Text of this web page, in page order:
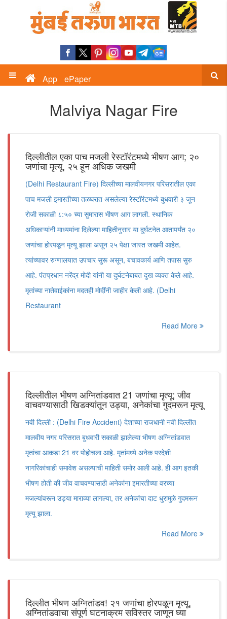
App ePaper
Malviya Nagar Fire
दिल्लीतील एका पाच मजली रेस्टॉरंटमध्ये भीषण आग; २०
जणांचा मृत्यू, २५ हून अधिक जखमी
(Delhi Restaurant Fire) दिल्लीच्या मालवीयनगर परिसरातील एका
पाच मजली इमारतीच्या तळघरात असलेल्या रेस्टॉरंटमध्ये बुधवारी ३ जून
रोजी सकाळी ८:५० च्या सुमारास भीषण आग लागली. स्थानिक
अधिकाऱ्यांनी माध्यमांना दिलेल्या माहितीनुसार या दुर्घटनेत आतापर्यंत २०
जणांचा होरपळून मृत्यू झाला असून २५ पेक्षा जास्त जखमी आहेत.
त्यांच्यावर रुग्णालयात उपचार सुरू असून, बचावकार्य आणि तपास सुरु
आहे. पंतप्रधान नरेंद्र मोदी यांनी या दुर्घटनेबाबत दुख व्यक्त केले आहे.
मृतांच्या नातेवाईकांना मदतही मोदींनी जाहीर केली आहे. (Delhi
Restaurant
Read More
दिल्लीतील भीषण अग्नितांडवात 21 जणांचा मृत्यू; जीव
वाचवण्यासाठी खिडक्यांतून उड्या, अनेकांचा गुदमरून मृत्यू
नवी दिल्ली : (Delhi Fire Accident) देशाच्या राजधानी नवी दिल्लीत
मालवीय नगर परिसरात बुधवारी सकाळी झालेल्या भीषण अग्नितांडवात
मृतांचा आकडा 21 वर पोहोचला आहे. मृतांमध्ये अनेक परदेशी
नागरिकांचाही समावेश असल्याची माहिती समोर आली आहे. ही आग इतकी
भीषण होती की जीव वाचवण्यासाठी अनेकांना इमारतीच्या वरच्या
मजल्यांवरून उड्या माराव्या लागल्या, तर अनेकांचा दाट धुरामुळे गुदमरून
मृत्यू झाला.
Read More
दिल्लीत भीषण अग्नितांडव! २१ जणांचा होरपळून मृत्यू,
अग्नितांडवाचा संपूर्ण घटनाक्रम सविस्तर जाणून घ्या